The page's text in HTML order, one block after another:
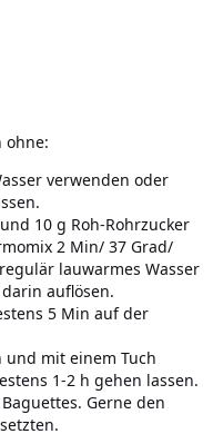
ohne:
verwenden oder
10 g Roh-Rohrzucker
2 Min/ 37 Grad/
lauwarmes Wasser
auflösen.
5 Min auf der
und mit einem Tuch
1-2 h gehen lassen.
Gerne den